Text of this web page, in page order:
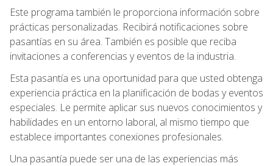
Este programa también le proporciona información sobre
prácticas personalizadas. Recibirá notificaciones sobre
pasantías en su área. También es posible que reciba
invitaciones a conferencias y eventos de la industria.
Esta pasantía es una oportunidad para que usted obtenga
experiencia práctica en la planificación de bodas y eventos
especiales. Le permite aplicar sus nuevos conocimientos y
habilidades en un entorno laboral, al mismo tiempo que
establece importantes conexiones profesionales.
Una pasantía puede ser una de las experiencias más